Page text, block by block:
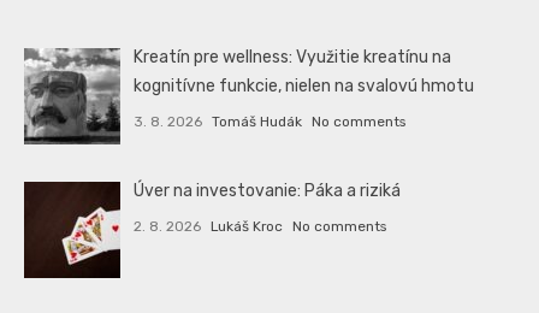
Kreatín pre wellness: Využitie kreatínu na
kognitívne funkcie, nielen na svalovú hmotu
3. 8. 2026 Tomáš Hudák No comments
Úver na investovanie: Páka a riziká
2. 8. 2026 Lukáš Kroc No comments